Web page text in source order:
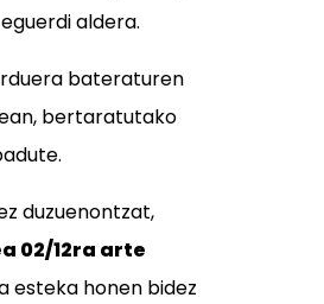
aldera.
bateraturen
bertaratutako
duzuenontzat,
02/12ra arte
esteka honen bidez